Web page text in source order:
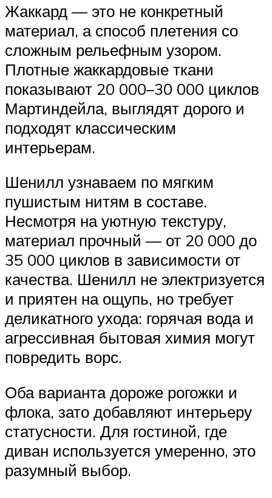
Жаккард — это не конкретный
материал, а способ плетения со
сложным рельефным узором.
Плотные жаккардовые ткани
показывают 20 000–30 000 циклов
Мартиндейла, выглядят дорого и
подходят классическим
интерьерам.
Шенилл узнаваем по мягким
пушистым нитям в составе.
Несмотря на уютную текстуру,
материал прочный — от 20 000 до
35 000 циклов в зависимости от
качества. Шенилл не электризуется
и приятен на ощупь, но требует
деликатного ухода: горячая вода и
агрессивная бытовая химия могут
повредить ворс.
Оба варианта дороже рогожки и
флока, зато добавляют интерьеру
статусности. Для гостиной, где
диван используется умеренно, это
разумный выбор.